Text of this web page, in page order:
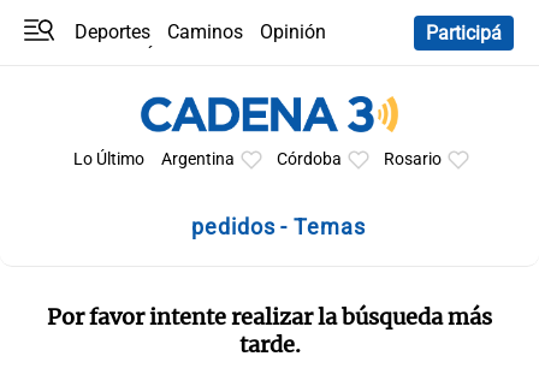
Deportes Caminos
Opinión
Participá
Lo Último Argentina Córdoba Rosario
pedidos - Temas
Por favor intente realizar la búsqueda más
tarde.